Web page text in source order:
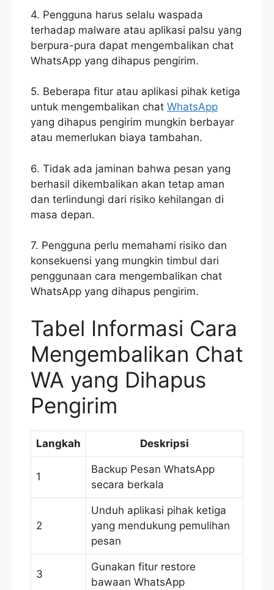
4. Pengguna harus selalu waspada
terhadap malware atau aplikasi palsu yang
berpura-pura dapat mengembalikan chat
WhatsApp yang dihapus pengirim.
5. Beberapa fitur atau aplikasi pihak ketiga
untuk mengembalikan chat WhatsApp
yang dihapus pengirim mungkin berbayar
atau memerlukan biaya tambahan.
6. Tidak ada jaminan bahwa pesan yang
berhasil dikembalikan akan tetap aman
dan terlindungi dari risiko kehilangan di
masa depan.
7. Pengguna perlu memahami risiko dan
konsekuensi yang mungkin timbul dari
penggunaan cara mengembalikan chat
WhatsApp yang dihapus pengirim.
Tabel Informasi Cara
Mengembalikan Chat
WA yang Dihapus
Pengirim
Langkah Deskripsi
1
Backup Pesan WhatsApp
secara berkala
2
Unduh aplikasi pihak ketiga
yang mendukung pemulihan
pesan
3
Gunakan fitur restore
bawaan WhatsApp